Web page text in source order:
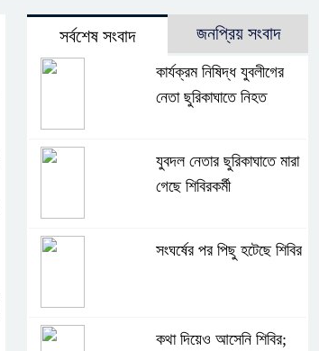
সর্বশেষ সংবাদ জনপ্রিয় সংবাদ
কার্যক্রম নিষিদ্ধ যুবলীগের
নেতা ছুরিকাঘাতে নিহত
যুবদল নেতার ছুরিকাঘাতে মারা
গেছে শিবিরকর্মী
সংঘর্ষের পর পিছু হটেছে শিবির
কথা দিয়েও আসেনি শিবির;